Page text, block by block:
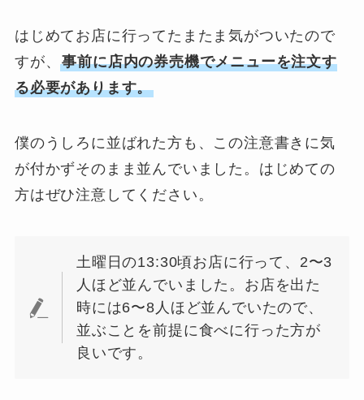
はじめてお店に行ってたまたま気がついたので
すが、事前に店内の券売機でメニューを注文す
る必要があります。
僕のうしろに並ばれた方も、この注意書きに気
が付かずそのまま並んでいました。はじめての
方はぜひ注意してください。
土曜日の13:30頃お店に行って、2〜3
人ほど並んでいました。お店を出た
時には6〜8人ほど並んでいたので、
並ぶことを前提に食べに行った方が
良いです。